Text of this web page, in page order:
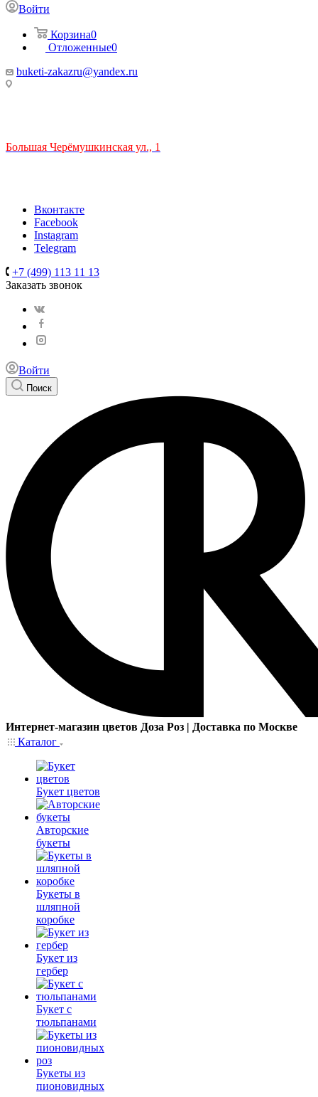
Войти
Корзина0
Отложенные0
buketi-zakazru@yandex.ru
Большая Черёмушкинская ул., 1
Вконтакте
Facebook
Instagram
Telegram
+7 (499) 113 11 13
Заказать звонок
Войти
Поиск
Интернет-магазин цветов Доза Роз | Доставка по Москве
Каталог
Букет цветов
Авторские
букеты
Букеты в
шляпной
коробке
Букет из
гербер
Букет с
тюльпанами
Букеты из
пионовидных